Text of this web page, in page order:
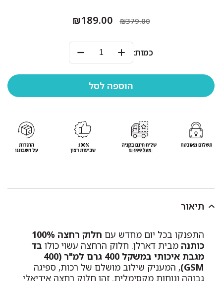
₪379.00
₪189.00
כמות:
תיאור
התפנקו בכל יום מחדש עם
חלוק רחצה 100%
כותנה מבית דארלן. חלוק הרחצה עשוי כולו בד
מגבת איכותי במשקל 400 גרם למ"ר (400
GSM) , המעניק שילוב מושלם של רכות, ספיגה
גבוהה ונוחות מקסימלית. זהו חלוק רחצה אידיאלי